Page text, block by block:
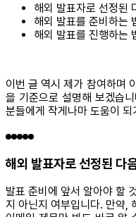
해외 발표자로 선정된
해외 발표를 준비하는
해외 발표를 진행하는
이번 글 역시 제가 참여하며
을 기준으로 설명해 보겠습
분들에게 작게나마 도움이 되
해외 발표자로 선정된 다
발표 준비에 앞서 알아야 할
지 아닌지 여부입니다. 만약,